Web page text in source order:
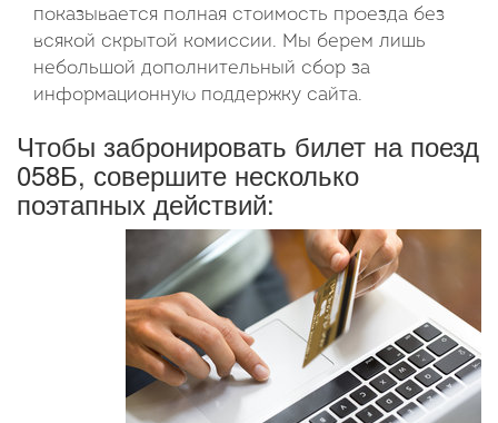
показывается полная стоимость проезда без
всякой скрытой комиссии. Мы берем лишь
небольшой дополнительный сбор за
информационную поддержку сайта.
Чтобы забронировать билет на поезд
058Б, совершите несколько
поэтапных действий: